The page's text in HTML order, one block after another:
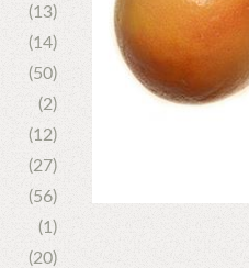
(13)
(14)
(50)
(2)
(12)
(27)
(56)
(1)
(20)